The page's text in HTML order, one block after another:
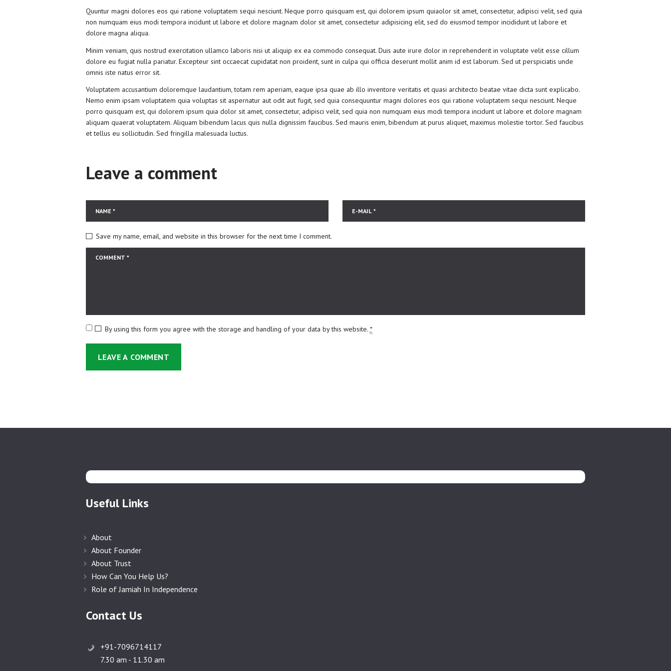
CAMPUS
CONTACT US
Quuntur magni dolores eos qui ratione voluptatem sequi nesciunt. Neque porro quisquam est, qui dolorem ipsum quiaolor sit amet, consectetur, adipisci velit, sed quia
non numquam eius modi tempora incidunt ut labore et dolore magnam dolor sit amet, consectetur adipisicing elit, sed do eiusmod tempor incididunt ut labore et
dolore magna aliqua.
Minim veniam, quis nostrud exercitation ullamco laboris nisi ut aliquip ex ea commodo consequat. Duis aute irure dolor in reprehenderit in voluptate velit esse cillum
dolore eu fugiat nulla pariatur. Excepteur sint occaecat cupidatat non proident, sunt in culpa qui officia deserunt mollit anim id est laborum. Sed ut perspiciatis unde
omnis iste natus error sit.
Voluptatem accusantium doloremque laudantium, totam rem aperiam, eaque ipsa quae ab illo inventore veritatis et quasi architecto beatae vitae dicta sunt explicabo.
Nemo enim ipsam voluptatem quia voluptas sit aspernatur aut odit aut fugit, sed quia consequuntur magni dolores eos qui ratione voluptatem sequi nesciunt. Neque
porro quisquam est, qui dolorem ipsum quia dolor sit amet, consectetur, adipisci velit, sed quia non numquam eius modi tempora incidunt ut labore et dolore magnam
aliquam quaerat voluptatem. Aliquam bibendum lacus quis nulla dignissim faucibus. Sed mauris enim, bibendum at purus aliquet, maximus molestie tortor. Sed faucibus
et tellus eu sollicitudin. Sed fringilla malesuada luctus.
Leave a comment
Save my name, email, and website in this browser for the next time I comment.
By using this form you agree with the storage and handling of your data by this website. *
Useful Links
About
About Founder
About Trust
How Can You Help Us?
Role of Jamiah In Independence
Contact Us
+91-7096714117
7.30 am - 11.30 am